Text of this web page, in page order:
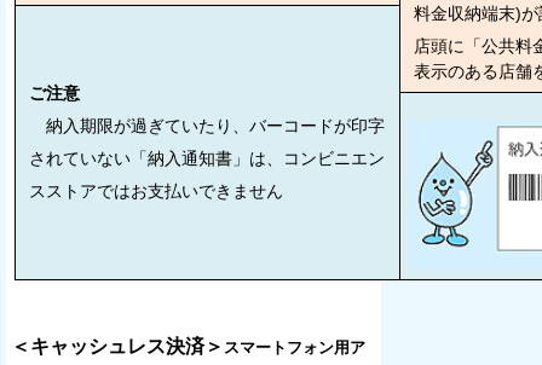
料金収納端末)
店頭に「公共料
表示のある店舗
ご注意
納入期限が過ぎていたり、バーコードが印字
されていない「納入通知書」は、コンビニエン
スストアではお支払いできません
＜キャッシュレス決済＞ スマートフォン用ア